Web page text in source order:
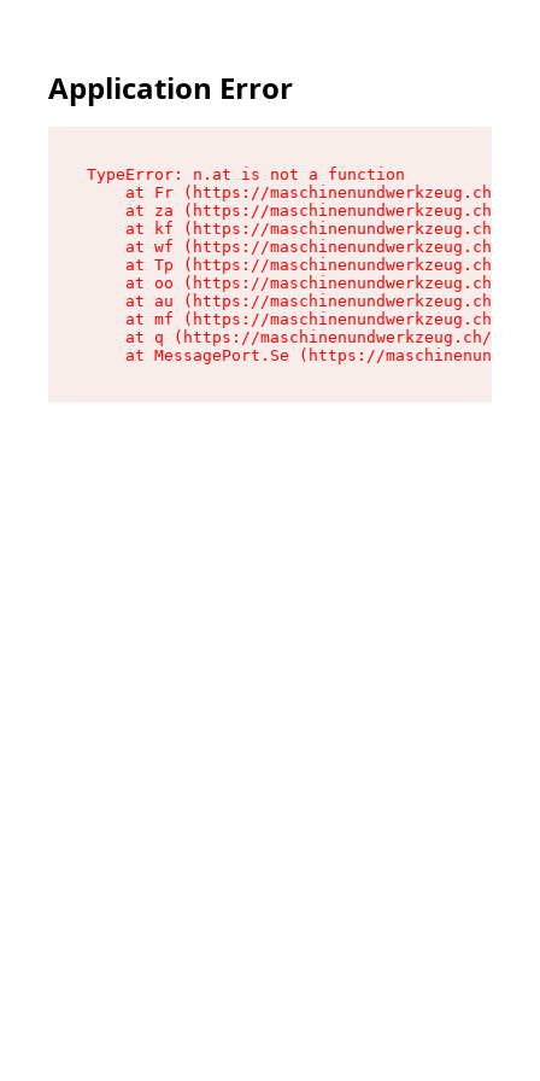
Application Error
TypeError: n.at is not a function
at Fr (https://maschinenundwerkzeug.ch/
at za (https://maschinenundwerkzeug.ch/
at kf (https://maschinenundwerkzeug.ch/
at wf (https://maschinenundwerkzeug.ch/
at Tp (https://maschinenundwerkzeug.ch/
at oo (https://maschinenundwerkzeug.ch/
at au (https://maschinenundwerkzeug.ch/
at mf (https://maschinenundwerkzeug.ch/
at q (https://maschinenundwerkzeug.ch/
at MessagePort.Se (https://